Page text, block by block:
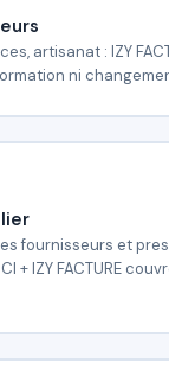
artisanat : IZY
ni
fournisseurs et
+ IZY FACTURE